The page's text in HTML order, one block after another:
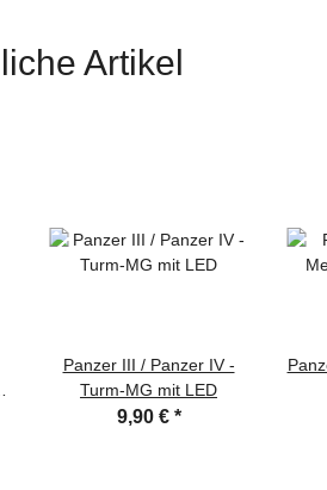
Artikel
Panzer III / Panzer IV -
Turm-MG mit LED
9,90 € *